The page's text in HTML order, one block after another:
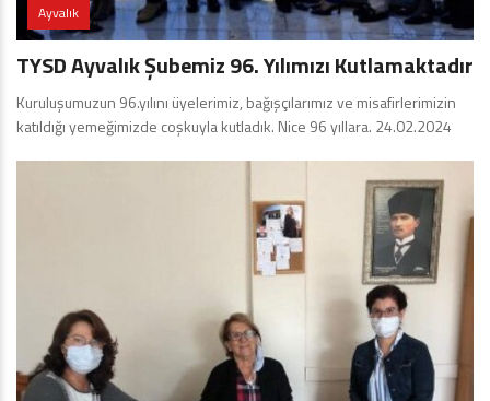
Ayvalık
TYSD Ayvalık Şubemiz 96. Yılımızı Kutlamaktadır
Kuruluşumuzun 96.yılını üyelerimiz, bağışçılarımız ve misafirlerimizin
katıldığı yemeğimizde coşkuyla kutladık. Nice 96 yıllara. 24.02.2024